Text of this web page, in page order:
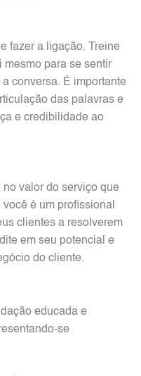
fazer a ligação. Treine
mesmo para se sentir
conversa. É importante
das palavras e
e credibilidade ao
no valor do serviço que
é um profissional
clientes a resolverem
em seu potencial e
do cliente.
educada e
se